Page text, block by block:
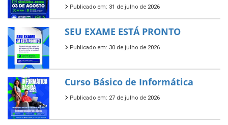
Publicado em: 31 de julho de 2026
SEU EXAME ESTÁ PRONTO
Publicado em: 30 de julho de 2026
Curso Básico de Informática
Publicado em: 27 de julho de 2026